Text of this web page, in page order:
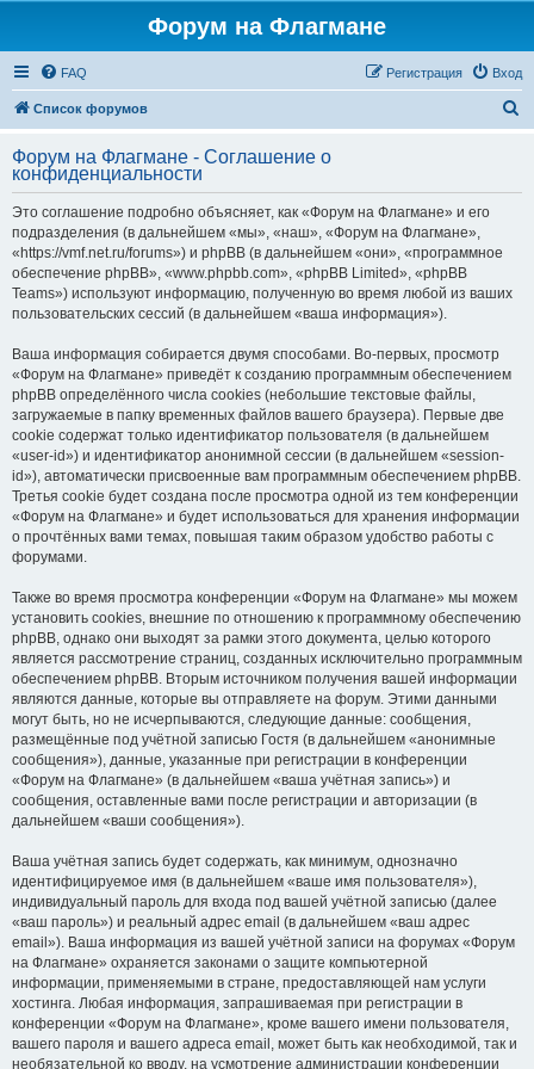
Форум на Флагмане
FAQ Вход
Регистрация
Список форумов
с
Форум на Флагмане - Соглашение о
конфиденциальности
Это соглашение подробно объясняет, как «Форум на Флагмане» и его
подразделения (в дальнейшем «мы», «наш», «Форум на Флагмане»,
«https://vmf.net.ru/forums») и phpBB (в дальнейшем «они», «программное
обеспечение phpBB», «www.phpbb.com», «phpBB Limited», «phpBB
Teams») используют информацию, полученную во время любой из ваших
пользовательских сессий (в дальнейшем «ваша информация»).
Ваша информация собирается двумя способами. Во-первых, просмотр
«Форум на Флагмане» приведёт к созданию программным обеспечением
phpBB определённого числа cookies (небольшие текстовые файлы,
загружаемые в папку временных файлов вашего браузера). Первые две
cookie содержат только идентификатор пользователя (в дальнейшем
«user-id») и идентификатор анонимной сессии (в дальнейшем «session-
id»), автоматически присвоенные вам программным обеспечением phpBB.
Третья cookie будет создана после просмотра одной из тем конференции
«Форум на Флагмане» и будет использоваться для хранения информации
о прочтённых вами темах, повышая таким образом удобство работы с
форумами.
Также во время просмотра конференции «Форум на Флагмане» мы можем
установить cookies, внешние по отношению к программному обеспечению
phpBB, однако они выходят за рамки этого документа, целью которого
является рассмотрение страниц, созданных исключительно программным
обеспечением phpBB. Вторым источником получения вашей информации
являются данные, которые вы отправляете на форум. Этими данными
могут быть, но не исчерпываются, следующие данные: сообщения,
размещённые под учётной записью Гостя (в дальнейшем «анонимные
сообщения»), данные, указанные при регистрации в конференции
«Форум на Флагмане» (в дальнейшем «ваша учётная запись») и
сообщения, оставленные вами после регистрации и авторизации (в
дальнейшем «ваши сообщения»).
Ваша учётная запись будет содержать, как минимум, однозначно
идентифицируемое имя (в дальнейшем «ваше имя пользователя»),
индивидуальный пароль для входа под вашей учётной записью (далее
«ваш пароль») и реальный адрес email (в дальнейшем «ваш адрес
email»). Ваша информация из вашей учётной записи на форумах «Форум
на Флагмане» охраняется законами о защите компьютерной
информации, применяемыми в стране, предоставляющей нам услуги
хостинга. Любая информация, запрашиваемая при регистрации в
конференции «Форум на Флагмане», кроме вашего имени пользователя,
вашего пароля и вашего адреса email, может быть как необходимой, так и
необязательной ко вводу, на усмотрение администрации конференции